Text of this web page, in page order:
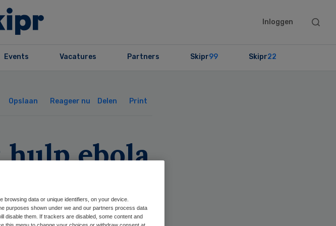
Inloggen
Search
Events Vacatures Partners Skipr99 Skipr22
Opslaan Reageer nu Delen Print
ebola
data or unique identifiers, on your device.
purposes shown under we and our partners process data
disable them. If trackers are disabled, some content and